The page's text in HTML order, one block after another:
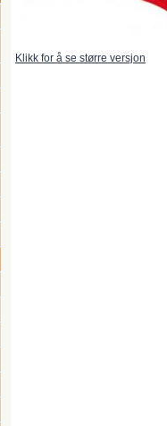
Klikk for å se større versjon